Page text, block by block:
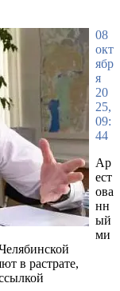
08
окт
ябр
я
20
25,
09:
44
Ар
ест
ова
нн
ый
ми
в растрате,